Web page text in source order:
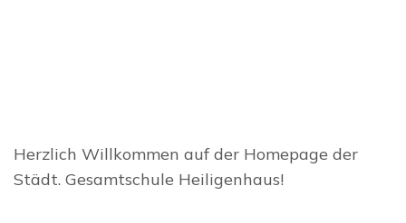
Herzlich Willkommen auf der Homepage der
Städt. Gesamtschule Heiligenhaus!